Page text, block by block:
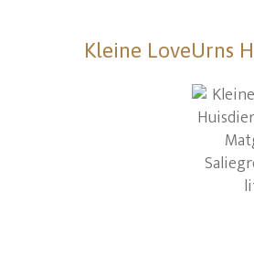
Kleine LoveUrns